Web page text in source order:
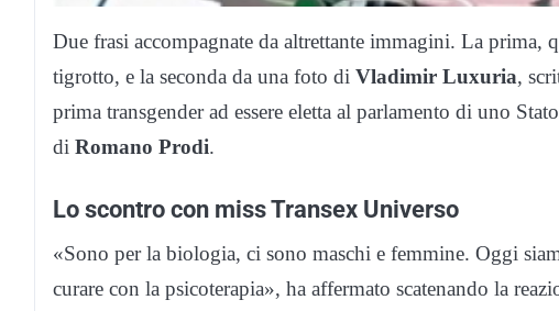
Due frasi accompagnate da altrettante immagini. La
tigrotto, e la seconda da una foto di Vladimir Luxuria,
prima transgender ad essere eletta al parlamento di uno
di Romano Prodi.
Lo scontro con miss Transex Universo
«Sono per la biologia, ci sono maschi e femmine. Oggi
curare con la psicoterapia», ha affermato scatenando la